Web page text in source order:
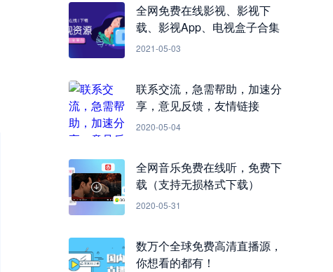
全网免费在线影视、影视下
载、影视App、电视盒子合集
2021-05-03
联系交流，急需帮助，加速分
享，意见反馈，友情链接
2020-05-04
全网音乐免费在线听，免费下
载（支持无损格式下载）
2020-05-31
数万个全球免费高清直播源，
你想看的都有！